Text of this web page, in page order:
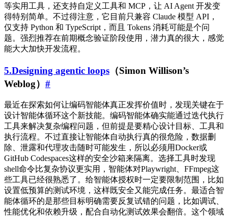
等实用工具，还支持自定义工具和 MCP，让 AI Agent 开发变
得特别简单。不过得注意，它目前只兼容 Claude 模型 API，
仅支持 Python 和 TypeScript，而且 Tokens 消耗可能是个问
题。强烈推荐在前期概念验证阶段使用，潜力真的很大，感觉
能大大加快开发流程。
5.Designing agentic loops （Simon Willison’s
Weblog） #
最近在探索如何让编码智能体真正发挥价值时，发现关键在于
设计智能体循环这个新技能。编码智能体确实能通过迭代执行
工具来解决复杂编程问题，但前提是要精心设计目标、工具和
执行流程。不过直接让智能体自动执行真的很危险，数据删
除、泄露和代理攻击随时可能发生，所以必须用Docker或
GitHub Codespaces这样的安全沙箱来隔离。选择工具时发现
shell命令比复杂协议更实用，智能体对Playwright、FFmpeg这
些工具已经很熟悉了。给智能体授权时一定要限制范围，比如
设置低预算的测试环境，这样既安全又能完成任务。最适合智
能体循环的是那些目标明确需要反复试错的问题，比如调试、
性能优化和依赖升级，配合自动化测试效果会翻倍。这个领域